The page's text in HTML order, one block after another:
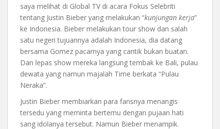
saya melihat di Global TV di acara Fokus Selebriti
tentang Justin Bieber yang melakukan “kunjungan kerja”
ke Indonesia. Bieber melakukan tour show dan salah
satu negeri tujuannya adalah Indonesia, dia datang
bersama Gomez pacarnya yang cantik bukan buatan.
Dan lepas show mereka langsung tembak ke Bali, pulau
dewata yang namun majalah Time berkata “Pulau
Neraka”.
Justin Bieber membiarkan para fansnya menangis
tersedu yang meminta bertemu dengan pujaan hati
sang idolanya tersebut. Namun Bieber menampik.